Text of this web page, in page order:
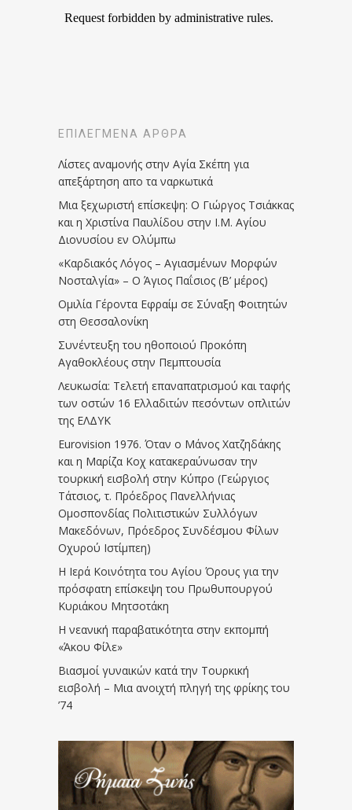
ΕΠΙΛΕΓΜΈΝΑ ΆΡΘΡΑ
Λίστες αναμονής στην Αγία Σκέπη για
απεξάρτηση απο τα ναρκωτικά
Μια ξεχωριστή επίσκεψη: Ο Γιώργος Τσιάκκας
και η Χριστίνα Παυλίδου στην Ι.Μ. Αγίου
Διονυσίου εν Ολύμπω
«Καρδιακός Λόγος – Αγιασμένων Μορφών
Νοσταλγία» – Ο Άγιος Παΐσιος (Β’ μέρος)
Ομιλία Γέροντα Εφραίμ σε Σύναξη Φοιτητών
στη Θεσσαλονίκη
Συνέντευξη του ηθοποιού Προκόπη
Αγαθοκλέους στην Πεμπτουσία
Λευκωσία: Τελετή επαναπατρισμού και ταφής
των οστών 16 Ελλαδιτών πεσόντων οπλιτών
της ΕΛΔΥΚ
Eurovision 1976. Όταν ο Μάνος Χατζηδάκης
και η Μαρίζα Κοχ κατακεραύνωσαν την
τουρκική εισβολή στην Κύπρο (Γεώργιος
Τάτσιος, τ. Πρόεδρος Πανελλήνιας
Ομοσπονδίας Πολιτιστικών Συλλόγων
Μακεδόνων, Πρόεδρος Συνδέσμου Φίλων
Οχυρού Ιστίμπεη)
Η Ιερά Κοινότητα του Αγίου Όρους για την
πρόσφατη επίσκεψη του Πρωθυπουργού
Κυριάκου Μητσοτάκη
Η νεανική παραβατικότητα στην εκπομπή
«Άκου Φίλε»
Βιασμοί γυναικών κατά την Τουρκική
εισβολή – Μια ανοιχτή πληγή της φρίκης του
’74